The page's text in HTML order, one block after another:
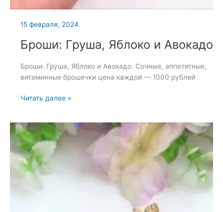
15 февраля, 2024
Броши: Груша, Яблоко и Авокадо
Броши: Груша, Яблоко и Авокадо. Сочные, аппетитные,
витаминные брошечки цена каждой — 1000 рублей
Броши:
и
Авокадо
Читать далее »